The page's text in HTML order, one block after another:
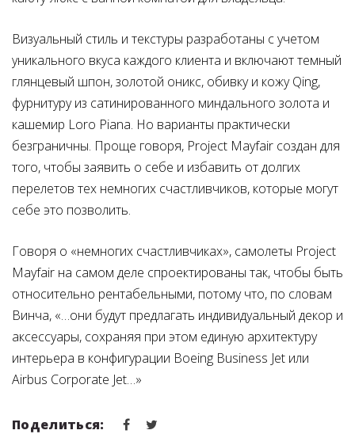
Визуальный стиль и текстуры разработаны с учетом
уникального вкуса каждого клиента и включают темный
глянцевый шпон, золотой оникс, обивку и кожу Qing,
фурнитуру из сатинированного миндального золота и
кашемир Loro Piana. Но варианты практически
безграничны. Проще говоря, Project Mayfair создан для
того, чтобы заявить о себе и избавить от долгих
перелетов тех немногих счастливчиков, которые могут
себе это позволить.
Говоря о «немногих счастливчиках», самолеты Project
Mayfair на самом деле спроектированы так, чтобы быть
относительно рентабельными, потому что, по словам
Винча, «…они будут предлагать индивидуальный декор и
аксессуары, сохраняя при этом единую архитектуру
интерьера в конфигурации Boeing Business Jet или
Airbus Corporate Jet…»
Поделиться: